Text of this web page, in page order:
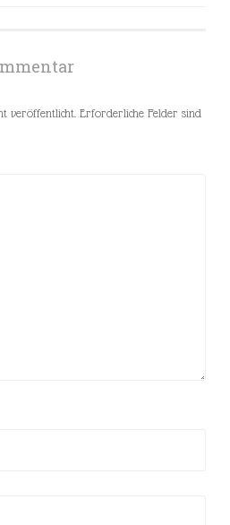
veröffentlicht. Erforderliche Felder sind